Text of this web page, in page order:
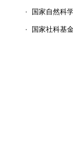
・ 国家自然科
・ 国家社科基